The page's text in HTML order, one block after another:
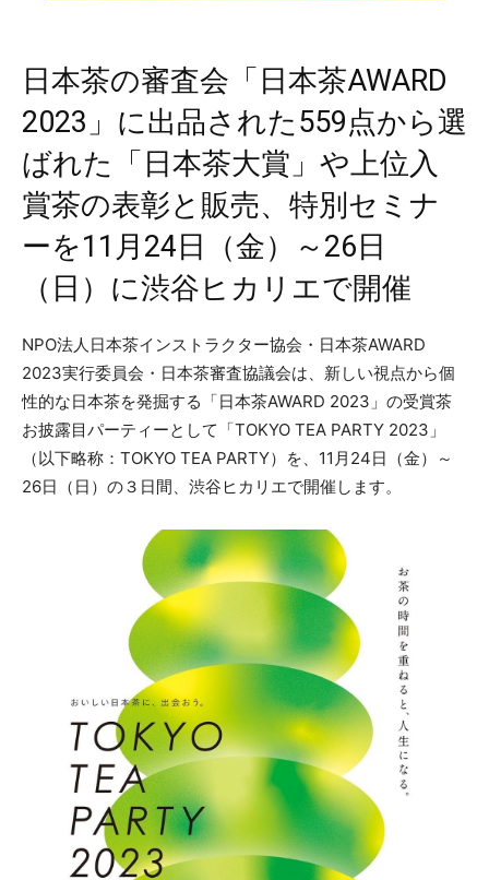
日本茶の審査会「日本茶AWARD
2023」に出品された559点から選
ばれた「日本茶大賞」や上位入
賞茶の表彰と販売、特別セミナ
ーを11月24日（金）～26日
（日）に渋谷ヒカリエで開催
NPO法人日本茶インストラクター協会・日本茶AWARD
2023実行委員会・日本茶審査協議会は、新しい視点から個
性的な日本茶を発掘する「日本茶AWARD 2023」の受賞茶
お披露目パーティーとして「TOKYO TEA PARTY 2023」
（以下略称：TOKYO TEA PARTY）を、11月24日（金）～
26日（日）の３日間、渋谷ヒカリエで開催します。